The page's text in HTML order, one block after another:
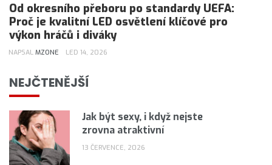
Od okresního přeboru po standardy UEFA:
Proč je kvalitní LED osvětlení klíčové pro
výkon hráčů i diváky
NAPSAL MZONE LED 14, 2026
NEJČTENĚJŠÍ
Jak být sexy, i když nejste
zrovna atraktivní
13 ČERVENCE, 2026